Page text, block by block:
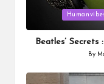
Beatles’
Posted
By